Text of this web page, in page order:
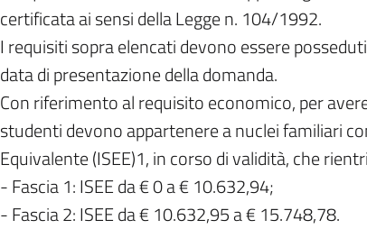
certificata ai sensi della Legge n. 104/1992.
I requisiti sopra elencati devono essere
data di presentazione della domanda.
Con riferimento al requisito economico, per
studenti devono appartenere a nuclei familiari
Equivalente (ISEE)1, in corso di validità, che
- Fascia 1: ISEE da € 0 a € 10.632,94;
- Fascia 2: ISEE da € 10.632,95 a € 15.748,78.